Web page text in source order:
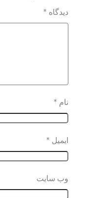
دیدگاه *
نام *
ایمیل *
وب‌ سایت